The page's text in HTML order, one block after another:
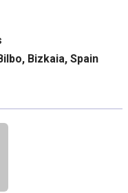
Bizkaia, Spain